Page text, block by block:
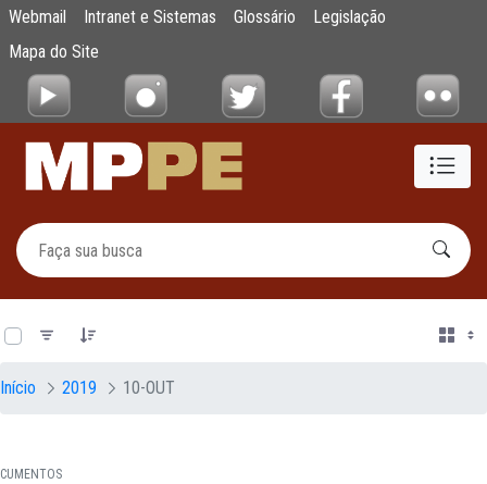
Pular para o Conteúdo principal
Documentos
Webmail Intranet e Sistemas Glossário
Legislação
Mapa do Site
Início 2019 10-OUT